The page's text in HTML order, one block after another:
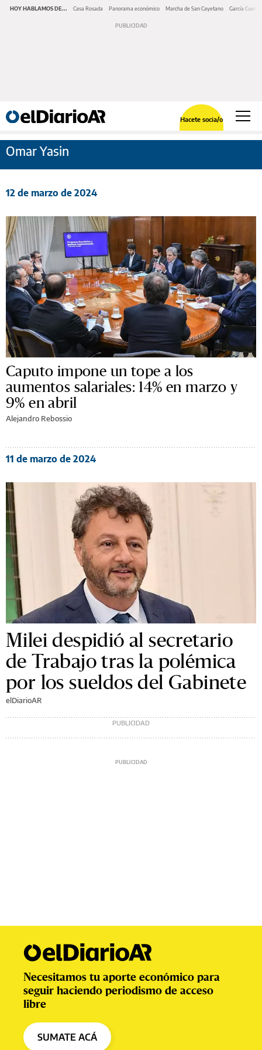
HOY HABLAMOS DE... Casa Rosada Panorama económico Marcha de San Cayetano García Cuerva
Hacete socia/o
Omar Yasin
12 de marzo de 2024
Caputo impone un tope a los
aumentos salariales: 14% en marzo y
9% en abril
Alejandro Rebossio
11 de marzo de 2024
Milei despidió al secretario
de Trabajo tras la polémica
por los sueldos del Gabinete
elDiarioAR
Necesitamos tu aporte económico para
seguir haciendo periodismo de acceso
libre
SUMATE ACÁ